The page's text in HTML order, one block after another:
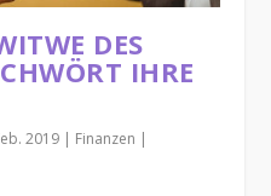
DES
IHRE
2019 | Finanzen |